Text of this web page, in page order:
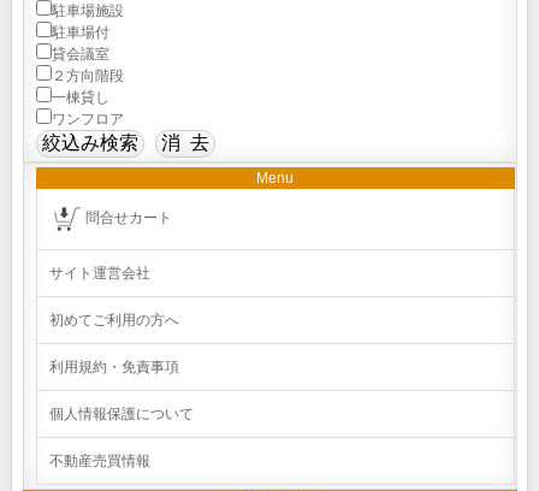
駐車場施設
駐車場付
貸会議室
２方向階段
一棟貸し
ワンフロア
Menu
問合せカート
サイト運営会社
初めてご利用の方へ
利用規約・免責事項
個人情報保護について
不動産売買情報